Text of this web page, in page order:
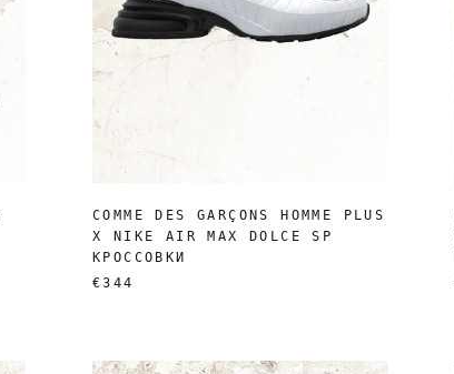
COMME DES GARÇONS HOMME PLUS
X NIKE AIR MAX DOLCE SP
КРОССОВКИ
€344